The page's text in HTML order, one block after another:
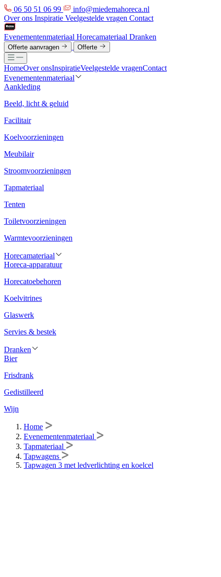
06 50 51 06 99
info@miedemahoreca.nl
Over ons Inspiratie Veelgestelde vragen Contact
Evenementenmateriaal Horecamateriaal Dranken
Offerte aanvragen Offerte
HomeOver onsInspiratieVeelgestelde vragenContact
Evenementenmateriaal
Aankleding
Beeld, licht & geluid
Facilitair
Koelvoorzieningen
Meubilair
Stroomvoorzieningen
Tapmateriaal
Tenten
Toiletvoorzieningen
Warmtevoorzieningen
Horecamateriaal
Horeca-apparatuur
Horecatoebehoren
Koelvitrines
Glaswerk
Servies & bestek
Dranken
Bier
Frisdrank
Gedistilleerd
Wijn
Home
Evenementenmateriaal
Tapmateriaal
Tapwagens
Tapwagen 3 met ledverlichting en koelcel